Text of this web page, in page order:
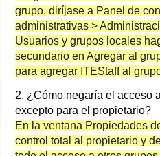
grupo, diríjase a Panel de
administrativas >
Usuarios y grupos locales
secundario en Agregar al
para agregar ITEStaff al
2. ¿Cómo negaría el acceso
excepto para el propietario?
En la ventana Propiedades
control total al propietario y